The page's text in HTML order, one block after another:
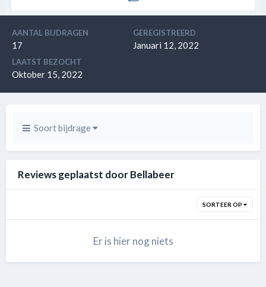
AANTAL BIJDRAGEN
17
GEREGISTREERD
Januari 12, 2022
LAATST BEZOCHT
Oktober 15, 2022
Soort bijdrage
Reviews geplaatst door Bellabeer
SORTEER OP
Er is hier nog niets